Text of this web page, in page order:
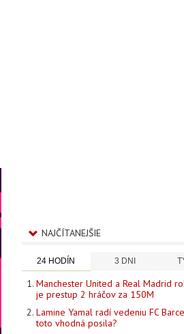
NAJČÍTANEJŠIE
24 HODÍN 3 DNI
Manchester United a Real Madrid
je prestup 2 hráčov za 150M
Lamine Yamal radí vedeniu FC
toto vhodná posila?